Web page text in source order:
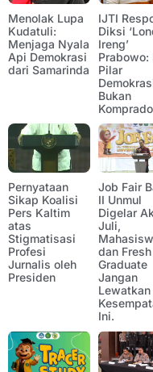
Menolak Lupa
Kudatuli:
Menjaga Nyala
Api Demokrasi
dari Samarinda
IJTI
Diksi
Ireng’
Prabowo:
Pilar
Bukan
Pernyataan
Sikap Koalisi
Pers Kaltim
atas
Stigmatisasi
Profesi
Jurnalis oleh
Presiden
Job Fair
II Unmul
Digelar
Juli,
dan Fresh
Graduate
Jangan
Lewatkan
Ini.